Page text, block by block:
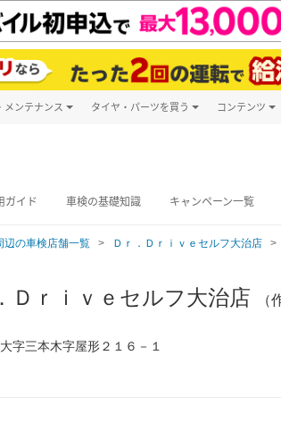
メンテナンス タイヤ・パーツを買う コンテンツ
ガイド 車検の基礎知識 キャンペーン一覧
辺の車検店舗一覧 Ｄｒ．Ｄｒｉｖｅセルフ大治店
Ｄｒｉｖｅセルフ大治店 （
字三本木字屋形２１６－１